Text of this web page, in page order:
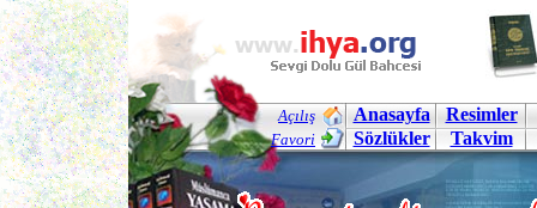
Açılış
Favori
Anasayfa
Resimler
Sözlükler
Takvim